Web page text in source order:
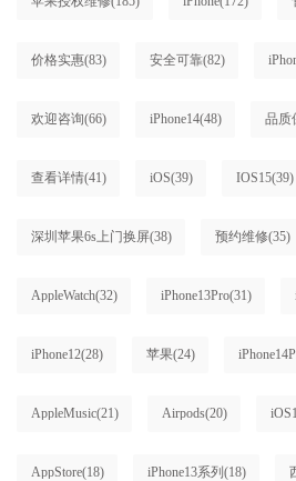
价格实惠(83) 安全可靠(82)
欢迎咨询(66) iPhone14(48) 品质
查看详情(41) iOS(39) IOS15(39)
深圳苹果6s上门换屏(38) 预约维修(35)
AppleWatch(32) iPhone13Pro(31)
iPhone12(28) 苹果(24)
AppleMusic(21) Airpods(20)
AppStore(18) iPhone13系列 (18)